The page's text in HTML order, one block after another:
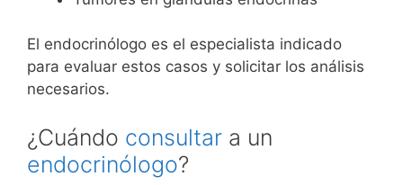
El endocrinólogo es el especialista indicado
para evaluar estos casos y solicitar los análisis
necesarios.
¿Cuándo consultar a un
endocrinólogo?